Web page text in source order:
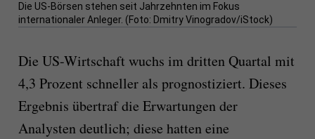
Die US-Börsen stehen seit Jahrzehnten im Fokus
internationaler Anleger. (Foto: Dmitry Vinogradov/iStock)
Die US-Wirtschaft wuchs im dritten Quartal mit
4,3 Prozent schneller als prognostiziert. Dieses
Ergebnis übertraf die Erwartungen der
Analysten deutlich; diese hatten eine